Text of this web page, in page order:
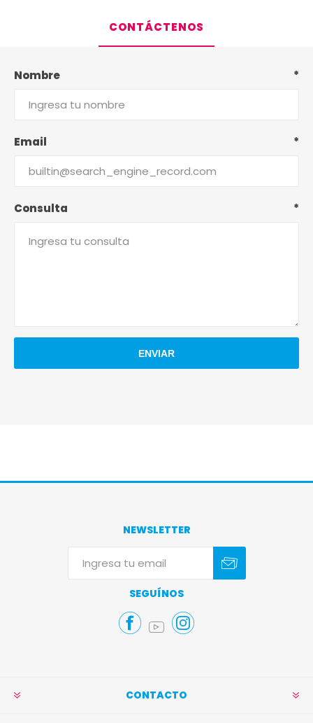
CONTÁCTENOS
Nombre *
Email *
Consulta *
NEWSLETTER
SEGUÍNOS
CONTACTO